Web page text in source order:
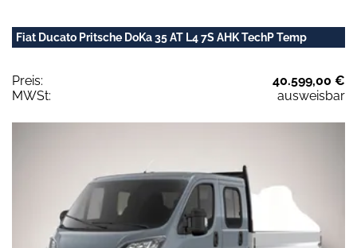
Fiat Ducato Pritsche DoKa 35 AT L4 7S AHK TechP Temp
Preis:
40.599,00 €
MWSt:
ausweisbar